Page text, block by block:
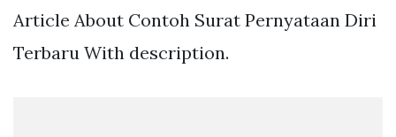
Article About Contoh Surat Pernyataan Diri
Terbaru With description.